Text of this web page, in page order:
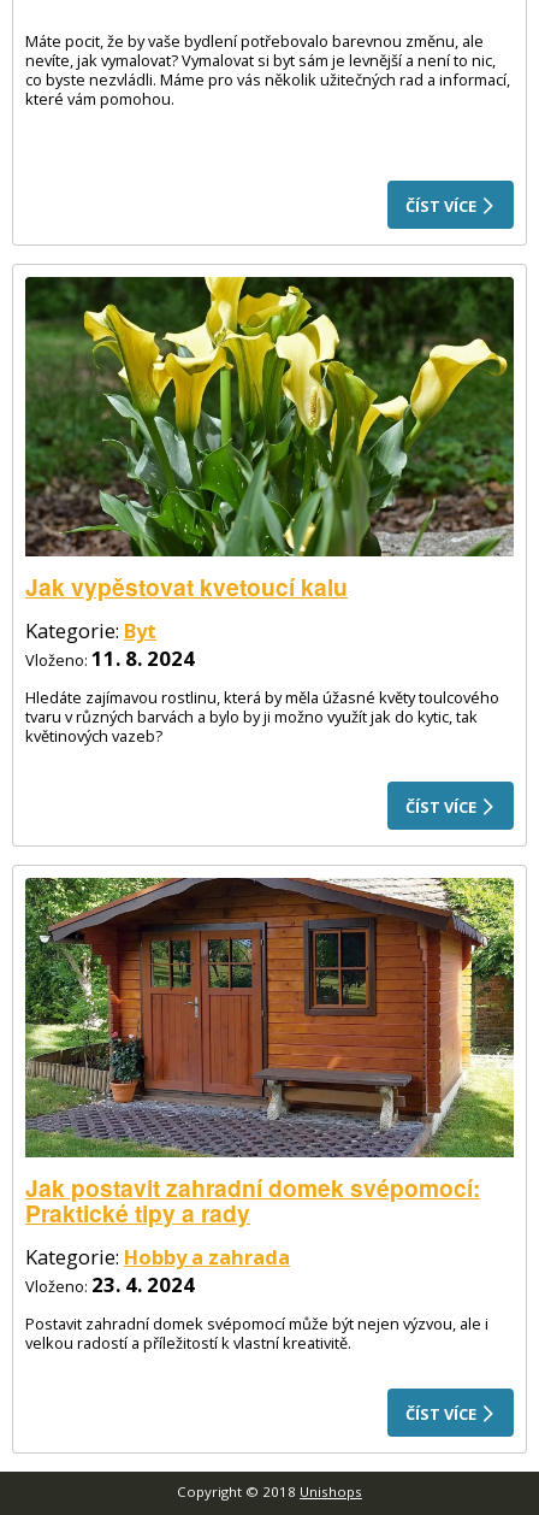
Máte pocit, že by vaše bydlení potřebovalo barevnou změnu, ale
nevíte, jak vymalovat? Vymalovat si byt sám je levnější a není to nic,
co byste nezvládli. Máme pro vás několik užitečných rad a informací,
které vám pomohou.
ČÍST VÍCE
Jak vypěstovat kvetoucí kalu
Kategorie: Byt
Vloženo: 11. 8. 2024
Hledáte zajímavou rostlinu, která by měla úžasné květy toulcového
tvaru v různých barvách a bylo by ji možno využít jak do kytic, tak
květinových vazeb?
ČÍST VÍCE
Jak postavit zahradní domek svépomocí:
Praktické tipy a rady
Kategorie: Hobby a zahrada
Vloženo: 23. 4. 2024
Postavit zahradní domek svépomocí může být nejen výzvou, ale i
velkou radostí a příležitostí k vlastní kreativitě.
ČÍST VÍCE
Copyright © 2018 Unishops